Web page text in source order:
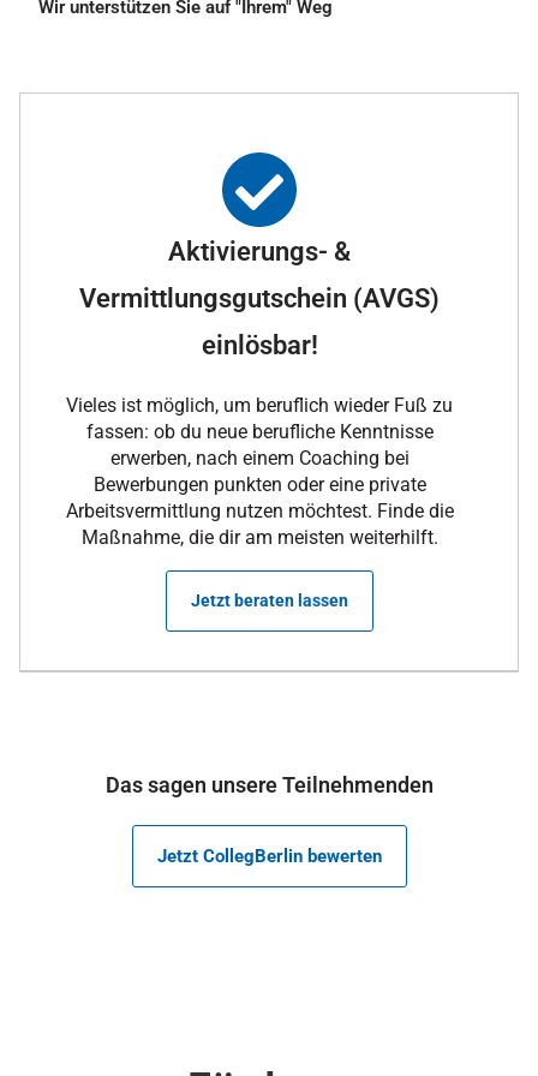
Wir unterstützen Sie auf "Ihrem" Weg
Aktivierungs- &
Vermittlungsgutschein (AVGS)
einlösbar!
Vieles ist möglich, um beruflich wieder Fuß zu
fassen: ob du neue berufliche Kenntnisse
erwerben, nach einem Coaching bei
Bewerbungen punkten oder eine private
Arbeitsvermittlung nutzen möchtest. Finde die
Maßnahme, die dir am meisten weiterhilft.
Jetzt beraten lassen
Das sagen unsere Teilnehmenden
Jetzt CollegBerlin bewerten